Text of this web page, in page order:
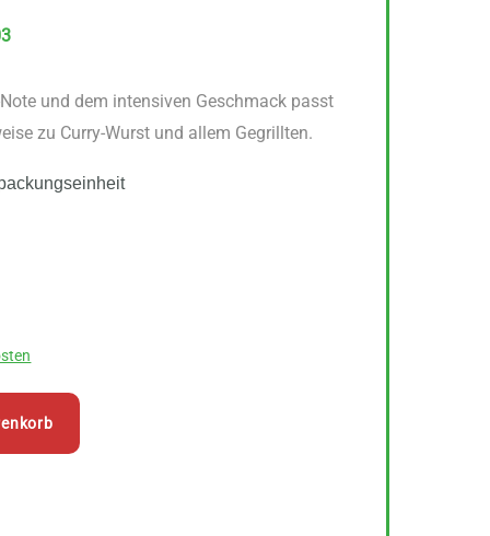
und dem intensiven Geschmack passt
zu Curry-Wurst und allem Gegrillten.